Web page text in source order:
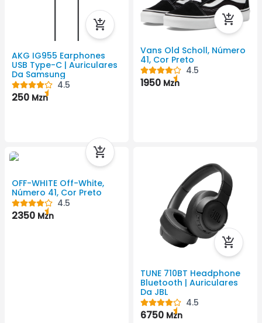
AKG IG955 Earphones
USB Type-C | Auriculares
Da Samsung
4.5
250 Mzn
Vans Old Scholl, Número
41, Cor Preto
4.5
1950 Mzn
OFF-WHITE Off-White,
Número 41, Cor Preto
4.5
2350 Mzn
TUNE 710BT Headphone
Bluetooth | Auriculares
Da JBL
4.5
6750 Mzn